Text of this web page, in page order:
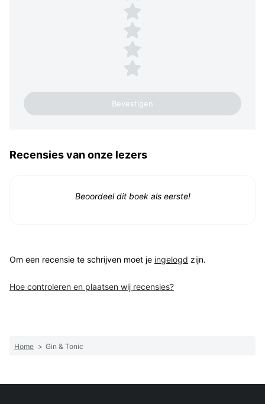
4 sterren
3 sterren
2 sterren
1 ster
Recensies van onze lezers
Beoordeel dit boek als eerste!
Om een recensie te schrijven moet je ingelogd zijn.
Hoe controleren en plaatsen wij recensies?
Home > Gin & Tonic